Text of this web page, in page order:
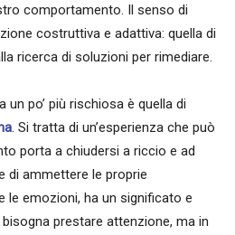
comportamento. Il senso di
costruttiva e adattiva: quella di
ricerca di soluzioni per rimediare.
po’ più rischiosa è quella di
. Si tratta di un’esperienza che può
porta a chiudersi a riccio e ad
di ammettere le proprie
le emozioni, ha un significato e
prestare attenzione, ma in